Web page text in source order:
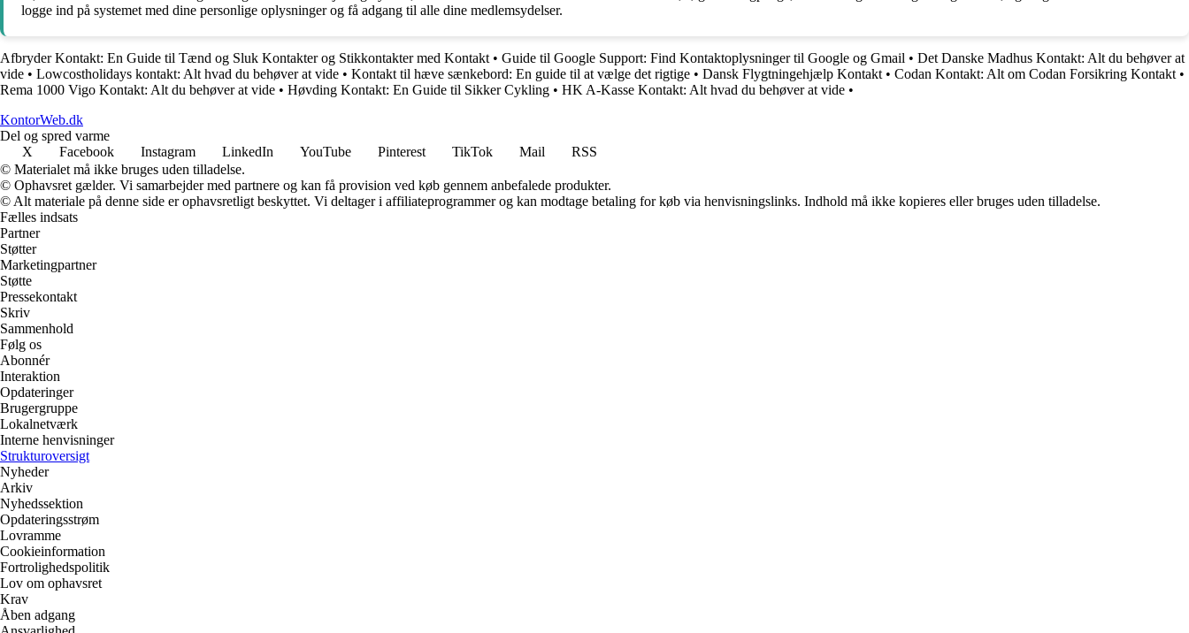
logge ind på systemet med dine personlige oplysninger og få adgang til alle dine medlemsydelser.
Afbryder Kontakt: En Guide til Tænd og Sluk Kontakter og Stikkontakter med Kontakt • Guide til Google Support: Find Kontaktoplysninger til Google og Gmail • Det Danske Madhus Kontakt: Alt du behøver at
vide • Lowcostholidays kontakt: Alt hvad du behøver at vide • Kontakt til hæve sænkebord: En guide til at vælge det rigtige • Dansk Flygtningehjælp Kontakt • Codan Kontakt: Alt om Codan Forsikring Kontakt •
Rema 1000 Vigo Kontakt: Alt du behøver at vide • Høvding Kontakt: En Guide til Sikker Cykling • HK A-Kasse Kontakt: Alt hvad du behøver at vide •
KontorWeb.dk
Del og spred varme
X
Facebook Instagram LinkedIn YouTube Pinterest TikTok Mail
RSS
© Materialet må ikke bruges uden tilladelse.
© Ophavsret gælder. Vi samarbejder med partnere og kan få provision ved køb gennem anbefalede produkter.
© Alt materiale på denne side er ophavsretligt beskyttet. Vi deltager i affiliateprogrammer og kan modtage betaling for køb via henvisningslinks. Indhold må ikke kopieres eller bruges uden tilladelse.
Fælles indsats
Partner
Støtter
Marketingpartner
Støtte
Pressekontakt
Skriv
Sammenhold
Følg os
Abonnér
Interaktion
Opdateringer
Brugergruppe
Lokalnetværk
Interne henvisninger
Strukturoversigt
Nyheder
Arkiv
Nyhedssektion
Opdateringsstrøm
Lovramme
Cookieinformation
Fortrolighedspolitik
Lov om ophavsret
Krav
Åben adgang